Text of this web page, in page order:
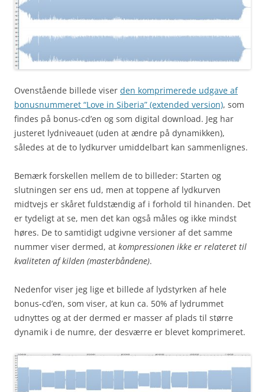
Ovenstående billede viser den komprimerede udgave af
bonusnummeret “Love in Siberia” (extended version), som
findes på bonus-cd’en og som digital download. Jeg har
justeret lydniveauet (uden at ændre på dynamikken),
således at de to lydkurver umiddelbart kan sammenlignes.
Bemærk forskellen mellem de to billeder: Starten og
slutningen ser ens ud, men at toppene af lydkurven
midtvejs er skåret fuldstændig af i forhold til hinanden. Det
er tydeligt at se, men det kan også måles og ikke mindst
høres. De to samtidigt udgivne versioner af det samme
nummer viser dermed, at kompressionen ikke er relateret til
kvaliteten af kilden (masterbåndene).
Nedenfor viser jeg lige et billede af lydstyrken af hele
bonus-cd’en, som viser, at kun ca. 50% af lydrummet
udnyttes og at der dermed er masser af plads til større
dynamik i de numre, der desværre er blevet komprimeret.